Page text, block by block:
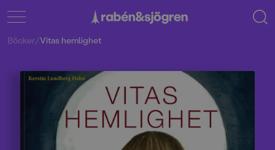
Böcker/Vitas hemlighet